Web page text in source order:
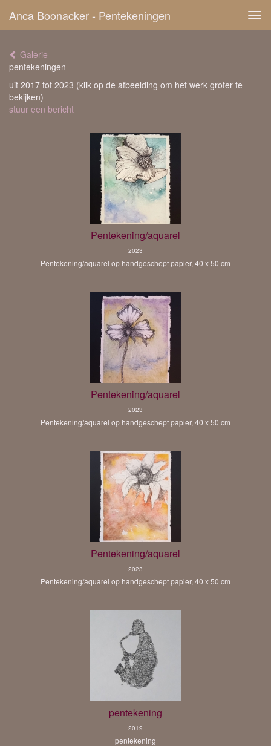
Anca Boonacker - Pentekeningen
Galerie
pentekeningen
uit 2017 tot 2023 (klik op de afbeelding om het werk groter te
bekijken)
stuur een bericht
Pentekening/aquarel
2023
Pentekening/aquarel op handgeschept papier, 40 x 50 cm
Pentekening/aquarel
2023
Pentekening/aquarel op handgeschept papier, 40 x 50 cm
Pentekening/aquarel
2023
Pentekening/aquarel op handgeschept papier, 40 x 50 cm
pentekening
2019
pentekening